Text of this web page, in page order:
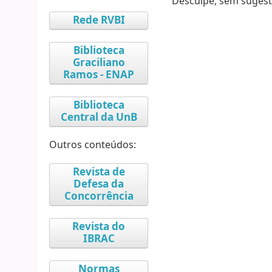
Rede RVBI
Biblioteca
Graciliano
Ramos - ENAP
Biblioteca
Central da UnB
Outros conteúdos:
Revista de
Defesa da
Concorrência
Revista do
IBRAC